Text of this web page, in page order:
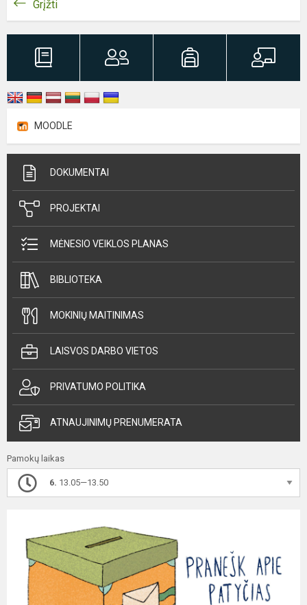
Grįžti
MOODLE
DOKUMENTAI
PROJEKTAI
MĖNESIO VEIKLOS PLANAS
BIBLIOTEKA
MOKINIŲ MAITINIMAS
LAISVOS DARBO VIETOS
PRIVATUMO POLITIKA
ATNAUJINIMŲ PRENUMERATA
Pamokų laikas
6. 13.05—13.50